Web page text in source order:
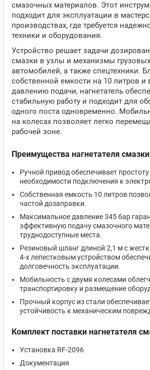
смазочных материалов. Этот
подходит для эксплуатации в
производствах, где требуется
техники и оборудования.
Устройство решает задачи
смазки в узлы и механизмы
автомобилей, а также спецтехники.
собственной емкости на 10 литров
давлению подачи, нагнетатель
стабильную работу и подходит для
одного поста одновременно.
на колесах позволяет легко
рабочей зоне.
Преимущества нагнетателя
Ручной привод обеспечивает
необходимости подключения к
Собственная емкость 10 литров
частой дозаправки.
Максимальное давление 345 бар
эффективную подачу смазочного
труднодоступные места.
Резиновый шланг длиной 2,1 м с
4-х лепестковым устройством
долговечность эксплуатации.
Мобильность с двумя колесами
транспортировку и размещение
Прочный корпус из стали
устойчивость к механическим
Комплект поставки нагнетателя
Установка RF-2096
Документация